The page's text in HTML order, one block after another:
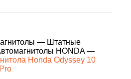
— Штатные
HONDA—
Honda Odyssey 10